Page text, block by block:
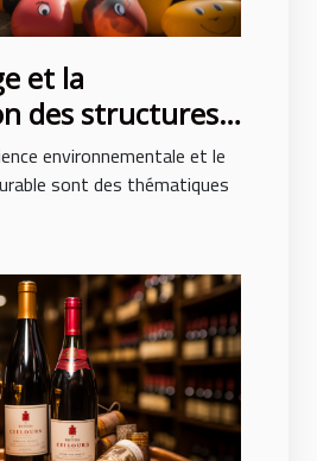
et la
des structures
des
environnementale et le
sont des thématiques